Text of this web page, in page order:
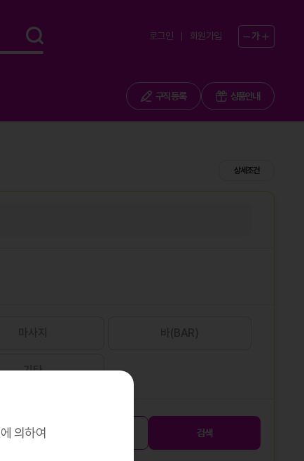
로그인 회원가입 가
구직 등록 상품안내
상세조건
마사지 바(BAR)
기타
검색
의하여